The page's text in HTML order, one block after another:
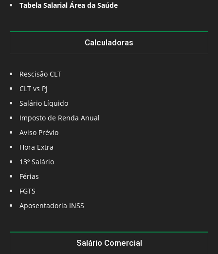
Tabela Salarial Área da Saúde
Calculadoras
Rescisão CLT
CLT vs PJ
Salário Líquido
Imposto de Renda Anual
Aviso Prévio
Hora Extra
13º Salário
Férias
FGTS
Aposentadoria INSS
Salário Comercial